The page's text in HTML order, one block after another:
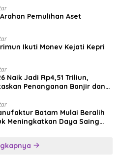
Pemulihan Aset
Ikuti Monev Kejati Kepri
Naik Jadi Rp4,51 Triliun,
Penanganan Banjir dan
Batam Mulai Beralih
Meningkatkan Daya Saing